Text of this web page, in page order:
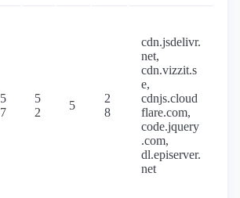
5
7
5
2
5
2
8
cdn.jsdelivr.
net,
cdn.vizzit.s
e,
cdnjs.cloud
flare.com,
code.jquery
.com,
dl.episerver.
net